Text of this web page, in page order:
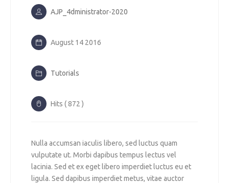
AJP_4dministrator-2020
August 14 2016
Tutorials
Hits ( 872 )
Nulla accumsan iaculis libero, sed luctus quam
vulputate ut. Morbi dapibus tempus lectus vel
lacinia. Sed et ex eget libero imperdiet luctus eu et
ligula. Sed dapibus imperdiet metus, vitae auctor